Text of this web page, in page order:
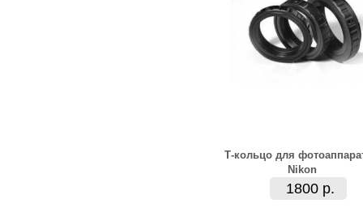
Т-кольцо для
Nikon
1800 р.